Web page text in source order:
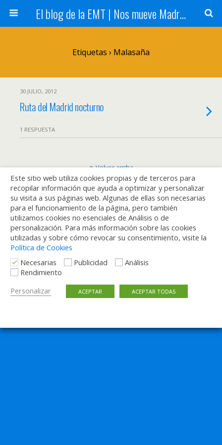
El blog de la EMT | Nos mueve Madrid
Etiquetas › Malasaña
30 JULIO, 2012
Ruta del Madrid nocturno
1 RESPUESTA
Volver arriba
Móvil Escritorio
Este sitio web utiliza cookies propias y de terceros para
recopilar información que ayuda a optimizar y personalizar
su visita a sus páginas web. Algunas de ellas son necesarias
para el funcionamiento de la página, pero también
utilizamos cookies no esenciales de Análisis o de
personalización. Para más información sobre las cookies
utilizadas y sobre cómo revocar su consentimiento, visite la
Política de Cookies
Necesarias
Publicidad
Análisis
Rendimiento
Personalizar
ACEPTAR ACEPTAR TODAS